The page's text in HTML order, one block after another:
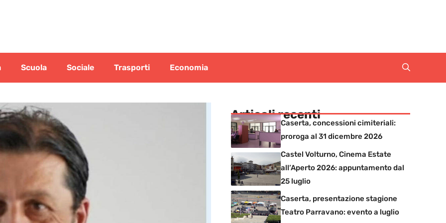
Scuola Sociale Trasporti Economia
Articoli recenti
Caserta, concessioni cimiteriali:
proroga al 31 dicembre 2026
Castel Volturno, Cinema Estate
all’Aperto 2026: appuntamento dal
25 luglio
Caserta, presentazione stagione
Teatro Parravano: evento a luglio